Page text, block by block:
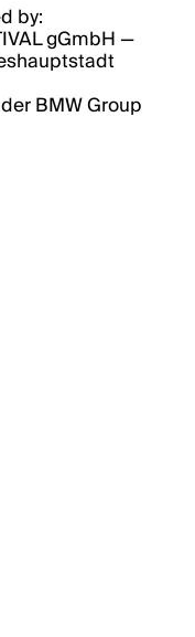
by:
gGmbH ­­—
BMW Group